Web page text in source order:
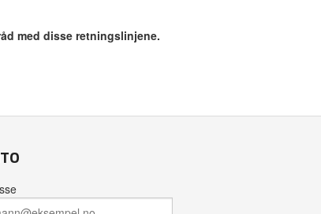
med disse retningslinjene.